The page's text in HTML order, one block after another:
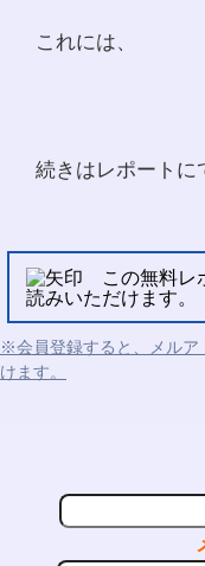
これには、
続きはレポートに
この無料レ
読みいただけます。
※会員登録すると、メルア
けます。